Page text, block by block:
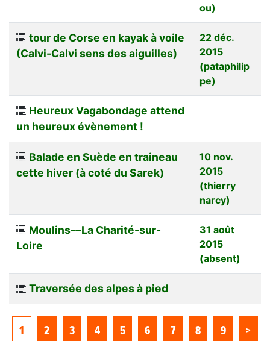
ou)
tour de Corse en kayak à voile
(Calvi-Calvi sens des aiguilles)
22 déc.
2015
(pataphilip
pe)
Heureux Vagabondage attend
un heureux évènement !
Balade en Suède en traineau
cette hiver (à coté du Sarek)
10 nov.
2015
(thierry
narcy)
Moulins––La Charité-sur-
Loire
31 août
2015
(absent)
Traversée des alpes à pied
1 2 3 4 5 6 7 8 9 >